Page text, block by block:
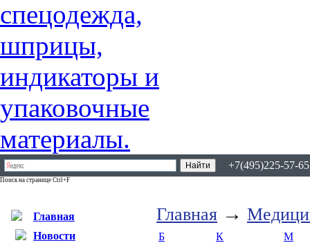
+7(495)225-57-
Поиск на странице Ctrl+F
Главная
Новости
Главная →
Б К М